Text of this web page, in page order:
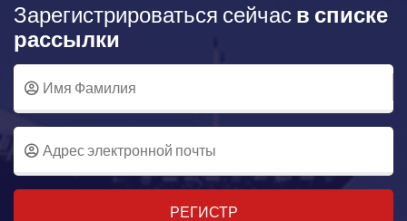
Зарегистрироваться сейчас в списке
рассылки
РЕГИСТР